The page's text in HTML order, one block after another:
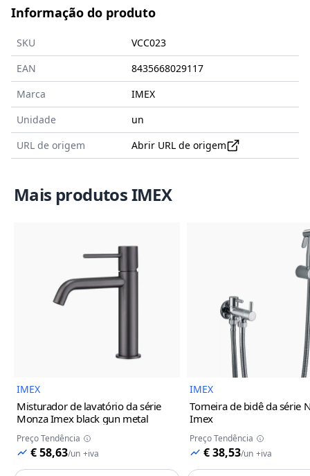
Informação do produto
SKU
VCC023
EAN
8435668029117
Marca
IMEX
Unidade
un
URL de origem
Abrir URL de origem
Mais produtos IMEX
IMEX
Misturador de lavatório da série
Monza Imex black gun metal
Preço Tendência
€ 58,63/un +iva
IMEX
Torneira de bidê da série
Imex
Preço Tendência
€ 38,53/un +iva